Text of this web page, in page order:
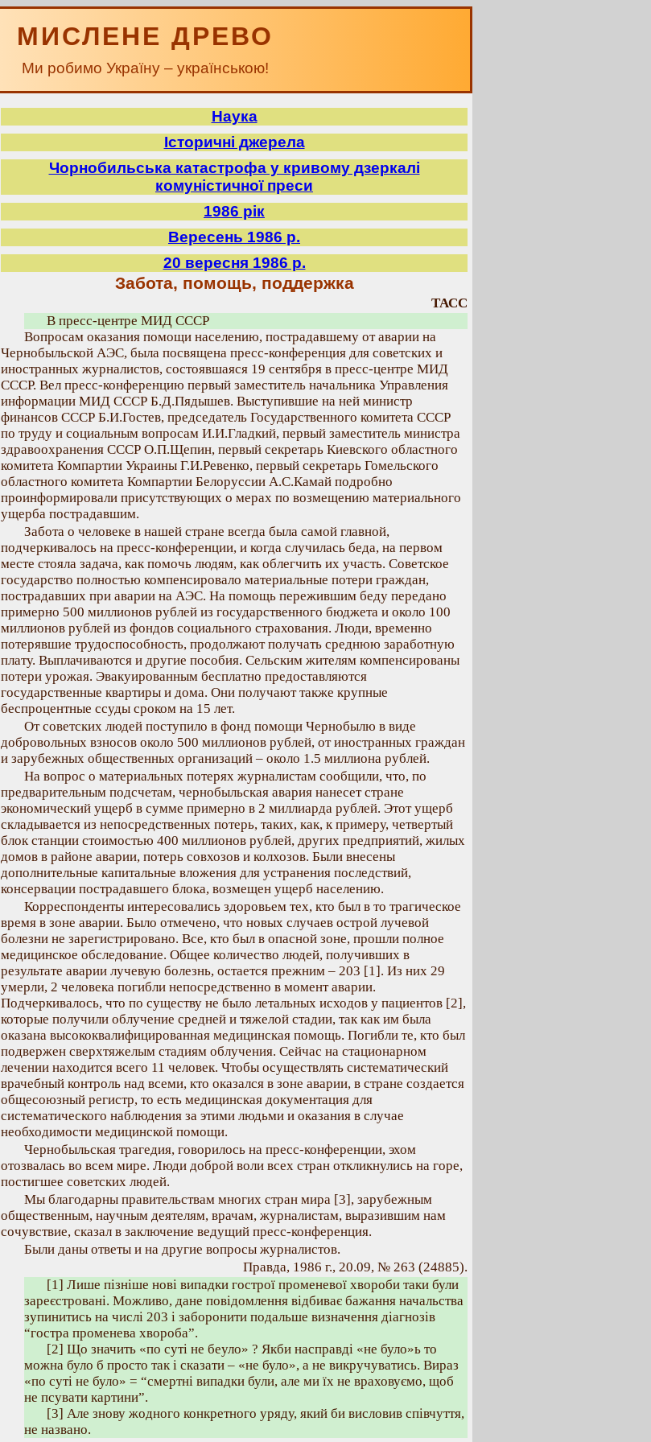
МИСЛЕНЕ ДРЕВО
Ми робимо Україну – українською!
Наука
Історичні джерела
Чорнобильська катастрофа у кривому дзеркалі
комуністичної преси
1986 рік
Вересень 1986 р.
20 вересня 1986 р.
Забота, помощь, поддержка
ТАСС
В пресс-центре МИД СССР
Вопросам оказания помощи населению, пострадавшему от аварии на
Чернобыльской АЭС, была посвящена пресс-конференция для советских и
иностранных журналистов, состоявшаяся 19 сентября в пресс-центре МИД
СССР. Вел пресс-конференцию первый заместитель начальника Управления
информации МИД СССР Б.Д.Пядышев. Выступившие на ней министр
финансов СССР Б.И.Гостев, председатель Государственного комитета СССР
по труду и социальным вопросам И.И.Гладкий, первый заместитель министра
здравоохранения СССР О.П.Щепин, первый секретарь Киевского областного
комитета Компартии Украины Г.И.Ревенко, первый секретарь Гомельского
областного комитета Компартии Белоруссии А.С.Камай подробно
проинформировали присутствующих о мерах по возмещению материального
ущерба пострадавшим.
Забота о человеке в нашей стране всегда была самой главной,
подчеркивалось на пресс-конференции, и когда случилась беда, на первом
месте стояла задача, как помочь людям, как облегчить их участь. Советское
государство полностью компенсировало материальные потери граждан,
пострадавших при аварии на АЭС. На помощь пережившим беду передано
примерно 500 миллионов рублей из государственного бюджета и около 100
миллионов рублей из фондов социального страхования. Люди, временно
потерявшие трудоспособность, продолжают получать среднюю заработную
плату. Выплачиваются и другие пособия. Сельским жителям компенсированы
потери урожая. Эвакуированным бесплатно предоставляются
государственные квартиры и дома. Они получают также крупные
беспроцентные ссуды сроком на 15 лет.
От советских людей поступило в фонд помощи Чернобылю в виде
добровольных взносов около 500 миллионов рублей, от иностранных граждан
и зарубежных общественных организаций – около 1.5 миллиона рублей.
На вопрос о материальных потерях журналистам сообщили, что, по
предварительным подсчетам, чернобыльская авария нанесет стране
экономический ущерб в сумме примерно в 2 миллиарда рублей. Этот ущерб
складывается из непосредственных потерь, таких, как, к примеру, четвертый
блок станции стоимостью 400 миллионов рублей, других предприятий, жилых
домов в районе аварии, потерь совхозов и колхозов. Были внесены
дополнительные капитальные вложения для устранения последствий,
консервации пострадавшего блока, возмещен ущерб населению.
Корреспонденты интересовались здоровьем тех, кто был в то трагическое
время в зоне аварии. Было отмечено, что новых случаев острой лучевой
болезни не зарегистрировано. Все, кто был в опасной зоне, прошли полное
медицинское обследование. Общее количество людей, получивших в
результате аварии лучевую болезнь, остается прежним – 203 [1]. Из них 29
умерли, 2 человека погибли непосредственно в момент аварии.
Подчеркивалось, что по существу не было летальных исходов у пациентов [2],
которые получили облучение средней и тяжелой стадии, так как им была
оказана высококвалифицированная медицинская помощь. Погибли те, кто был
подвержен сверхтяжелым стадиям облучения. Сейчас на стационарном
лечении находится всего 11 человек. Чтобы осуществлять систематический
врачебный контроль над всеми, кто оказался в зоне аварии, в стране создается
общесоюзный регистр, то есть медицинская документация для
систематического наблюдения за этими людьми и оказания в случае
необходимости медицинской помощи.
Чернобыльская трагедия, говорилось на пресс-конференции, эхом
отозвалась во всем мире. Люди доброй воли всех стран откликнулись на горе,
постигшее советских людей.
Мы благодарны правительствам многих стран мира [3], зарубежным
общественным, научным деятелям, врачам, журналистам, выразившим нам
сочувствие, сказал в заключение ведущий пресс-конференция.
Были даны ответы и на другие вопросы журналистов.
Правда, 1986 г., 20.09, № 263 (24885).
[1] Лише пізніше нові випадки гострої променевої хвороби таки були
зареєстровані. Можливо, дане повідомлення відбиває бажання начальства
зупинитись на числі 203 і заборонити подальше визначення діагнозів
“гостра променева хвороба”.
[2] Що значить «по суті не беуло» ? Якби насправді «не було»ь то
можна було б просто так і сказати – «не було», а не викручуватись. Вираз
«по суті не було» = “смертні випадки були, але ми їх не враховуємо, щоб
не псувати картини”.
[3] Але знову жодного конкретного уряду, який би висловив співчуття,
не названо.